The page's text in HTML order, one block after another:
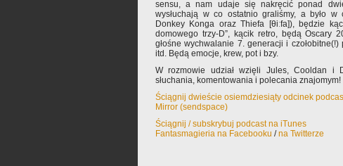
sensu, a nam udaje się nakręcić ponad
wysłuchają w co ostatnio graliśmy, a było w
Donkey Konga oraz Thiefa [θiːfa]), będzie
domowego trzy-D”, kącik retro, będą Oscary
głośne wychwalanie 7. generacji i
itd. Będą emocje, krew, pot i bzy.
W rozmowie udział wzięli Jules, Cooldan i
słuchania, komentowania i polecania znajomym!
Ściągnij dwieście osiemdziesiąty odcinek
Mirror (sendspace)
Ściągnij / subskrybuj podcast na iTunes
Fantasmagieria na Facebooku /na Twitterze